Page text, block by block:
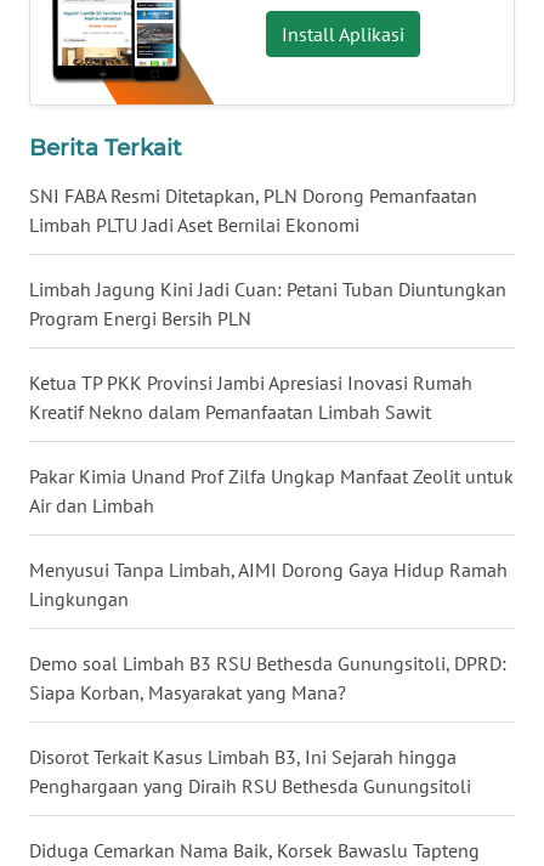
Install Aplikasi
Berita Terkait
SNI FABA Resmi Ditetapkan, PLN Dorong Pemanfaatan
Limbah PLTU Jadi Aset Bernilai Ekonomi
Limbah Jagung Kini Jadi Cuan: Petani Tuban Diuntungkan
Program Energi Bersih PLN
Ketua TP PKK Provinsi Jambi Apresiasi Inovasi Rumah
Kreatif Nekno dalam Pemanfaatan Limbah Sawit
Pakar Kimia Unand Prof Zilfa Ungkap Manfaat Zeolit untuk
Air dan Limbah
Menyusui Tanpa Limbah, AIMI Dorong Gaya Hidup Ramah
Lingkungan
Demo soal Limbah B3 RSU Bethesda Gunungsitoli, DPRD:
Siapa Korban, Masyarakat yang Mana?
Disorot Terkait Kasus Limbah B3, Ini Sejarah hingga
Penghargaan yang Diraih RSU Bethesda Gunungsitoli
Diduga Cemarkan Nama Baik, Korsek Bawaslu Tapteng
WN
KALTARA
WN
KALSEL
WN
KALTIM
WN
WN
WN
SULUT
WN
MALUKU
WN
MALUT
WN
DAIRI
WN